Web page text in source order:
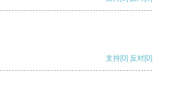
支持[0] 反对[0]